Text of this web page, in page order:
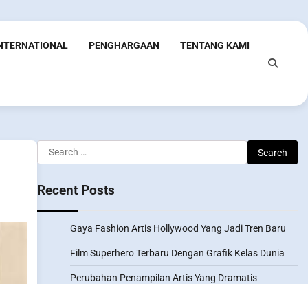
PENGHARGAAN TENTANG KAMI
Search
for:
Recent Posts
Gaya Fashion Artis Hollywood Yang Jadi Tren Baru
Film Superhero Terbaru Dengan Grafik Kelas Dunia
Perubahan Penampilan Artis Yang Dramatis